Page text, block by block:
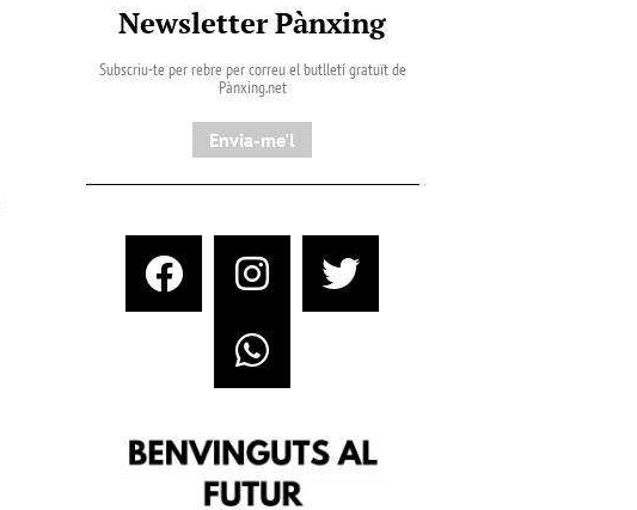
Newsletter Pànxing
Subscriu-te per rebre per correu el butlletí gratuït de
Pànxing.net​
Envia-me'l